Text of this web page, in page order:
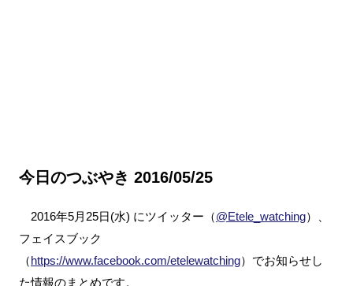
今日のつぶやき 2016/05/25
2016年5月25日(水) にツイッター（@Etele_watching）、
フェイスブック
（https://www.facebook.com/etelewatching）でお知らせし
た情報のまとめです。